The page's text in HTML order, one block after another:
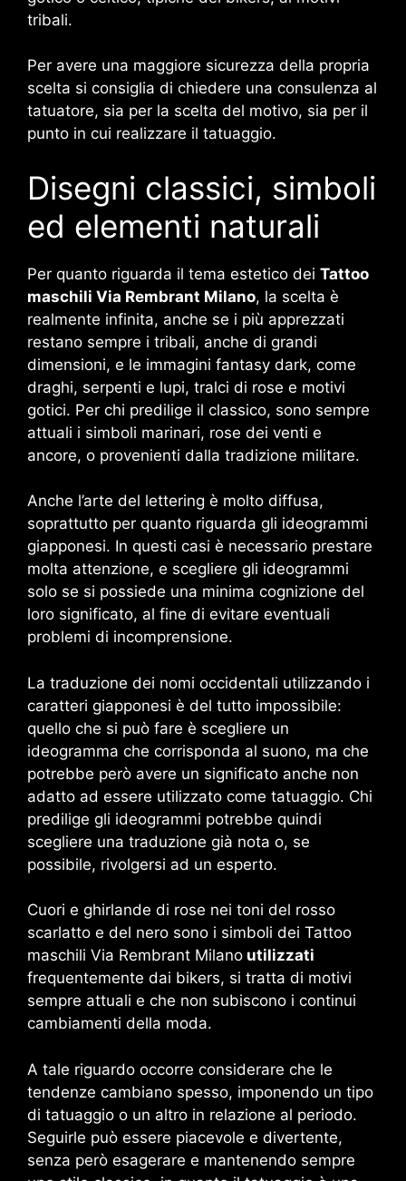
tribali.
Per avere una maggiore sicurezza della propria
scelta si consiglia di chiedere una consulenza al
tatuatore, sia per la scelta del motivo, sia per il
punto in cui realizzare il tatuaggio.
Disegni classici, simboli
ed elementi naturali
Per quanto riguarda il tema estetico dei Tattoo
maschili Via Rembrant Milano, la scelta è
realmente infinita, anche se i più apprezzati
restano sempre i tribali, anche di grandi
dimensioni, e le immagini fantasy dark, come
draghi, serpenti e lupi, tralci di rose e motivi
gotici. Per chi predilige il classico, sono sempre
attuali i simboli marinari, rose dei venti e
ancore, o provenienti dalla tradizione militare.
Anche l’arte del lettering è molto diffusa,
soprattutto per quanto riguarda gli ideogrammi
giapponesi. In questi casi è necessario prestare
molta attenzione, e scegliere gli ideogrammi
solo se si possiede una minima cognizione del
loro significato, al fine di evitare eventuali
problemi di incomprensione.
La traduzione dei nomi occidentali utilizzando i
caratteri giapponesi è del tutto impossibile:
quello che si può fare è scegliere un
ideogramma che corrisponda al suono, ma che
potrebbe però avere un significato anche non
adatto ad essere utilizzato come tatuaggio. Chi
predilige gli ideogrammi potrebbe quindi
scegliere una traduzione già nota o, se
possibile, rivolgersi ad un esperto.
Cuori e ghirlande di rose nei toni del rosso
scarlatto e del nero sono i simboli dei Tattoo
maschili Via Rembrant Milano utilizzati
frequentemente dai bikers, si tratta di motivi
sempre attuali e che non subiscono i continui
cambiamenti della moda.
A tale riguardo occorre considerare che le
tendenze cambiano spesso, imponendo un tipo
di tatuaggio o un altro in relazione al periodo.
Seguirle può essere piacevole e divertente,
senza però esagerare e mantenendo sempre